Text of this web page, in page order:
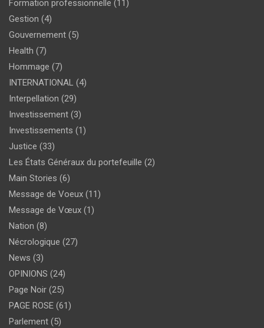
Formation professionnelle (11)
Gestion (4)
Gouvernement (5)
Health (7)
Hommage (7)
INTERNATIONAL (4)
Interpellation (29)
Investissement (3)
Investissements (1)
Justice (33)
Les États Généraux du portefeuille (2)
Main Stories (6)
Message de Voeux (11)
Message de Vœux (1)
Nation (8)
Nécrologique (27)
News (3)
OPINIONS (24)
Page Noir (25)
PAGE ROSE (61)
Parlement (5)